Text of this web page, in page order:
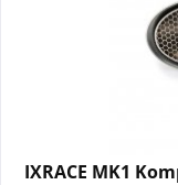
IXRACE MK1